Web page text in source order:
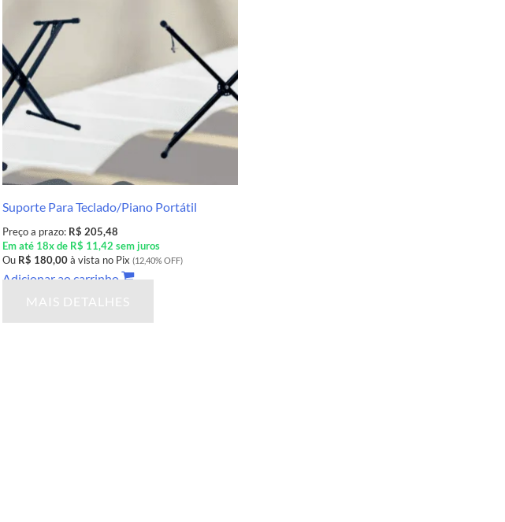
Suporte Para Teclado/Piano Portátil
Preço a prazo: R$ 205,48
Em até 18x de R$ 11,42 sem juros
Ou R$ 180,00à vista no Pix (12,40% OFF)
Adicionar ao carrinho
MAIS DETALHES